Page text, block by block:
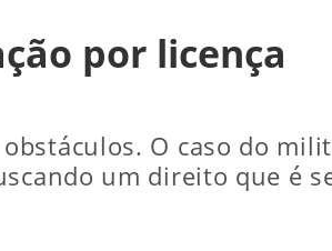
por licença
O caso do
um direito que é